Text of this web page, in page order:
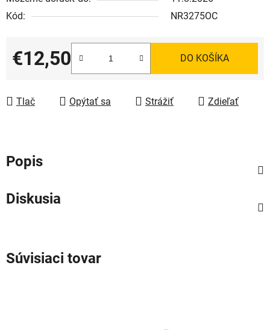
Kód:
NR3275OC
€12,50
Jednotková cena:
DO KOŠÍKA
Tlač Opýtať sa Strážiť Zdieľať
Popis
Diskusia
Súvisiaci tovar